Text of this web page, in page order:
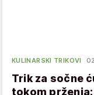
KULINARSKI TRIKOVI
Trik za sočne
tokom